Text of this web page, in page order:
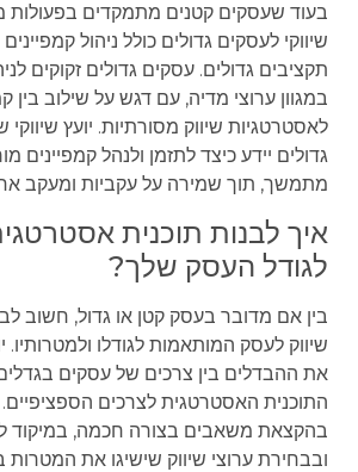
בעוד שעסקים קטנים מתמקדים בפעולות
שיווקי לעסקים גדולים כולל ניהול
תקציבים גדולים. עסקים גדולים זקוקים
במגוון ערוצי מדיה, עם דגש על שילוב בין
לאסטרטגיות שיווק מסורתיות. יועץ
גדולים יידע כיצד לתזמן ולנהל קמפיינים
מתמשך, תוך שמירה על עקביות ומעקב
איך לבנות תוכנית
לגודל העסק שלך?
בין אם מדובר בעסק קטן או גדול, חשוב
שיווק לעסק המותאמות לגודלו ולמטרותיו.
את ההבדלים בין צרכים של עסקים
התוכנית האסטרטגית לצרכים
בהקצאת משאבים בצורה חכמה, במיקוד
ובבחירת ערוצי שיווק שישיגו את